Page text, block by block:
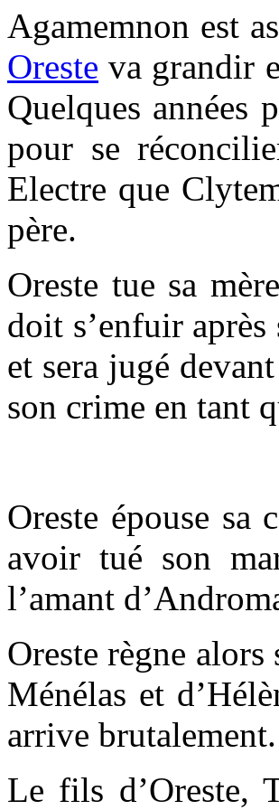
Agamemnon est
Oreste va grandir
Quelques années
pour se
Electre que
père.
Oreste tue sa
doit s’enfuir
et sera jugé
son crime en tant
Oreste épouse sa
avoir tué son
l’amant
Oreste règne
Ménélas et
arrive brutalement.
Le fils d’Oreste,